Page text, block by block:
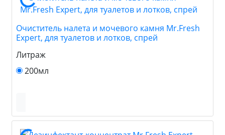
Очиститель налета и мочевого камня Mr.Fresh
Expert, для туалетов и лотков, спрей
Литраж
200мл